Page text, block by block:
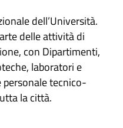
dell’Università.
delle attività di
con Dipartimenti,
laboratori e
tecnico-
la città.